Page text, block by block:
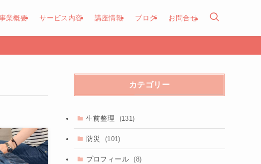
業概要 サービス内容 講座情報 ブログ お問合せ
カテゴリー
生前整理 (131)
防災 (101)
プロフィール (8)